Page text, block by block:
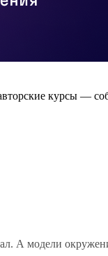
курсы —
А модели